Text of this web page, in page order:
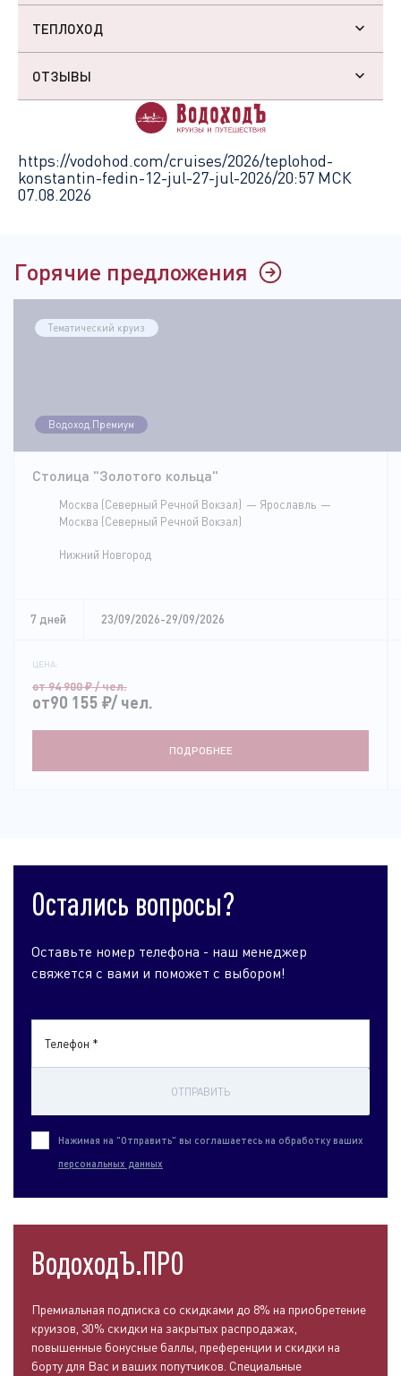
ТЕПЛОХОД
ОТЗЫВЫ
https://vodohod.com/cruises/2026/teplohod-
konstantin-fedin-12-jul-27-jul-2026/20:57 МСК
07.08.2026
Горячие предложения
Тематический круиз
Водоход.Премиум
Столица "Золотого кольца"
Москва (Северный Речной Вокзал)
Ярославль
Москва (Северный Речной Вокзал)
Нижний Новгород
7 дней 23/09/2026-29/09/2026
ЦЕНА:
от 94 900₽/ чел.
от90 155 ₽/ чел.
ПОДРОБНЕЕ
Остались вопросы?
Оставьте номер телефона - наш менеджер
свяжется с вами и поможет с выбором!
Телефон *
ОТПРАВИТЬ
Нажимая на "Отправить" вы соглашаетесь на обработку ваших
персональных данных
ВодоходЪ.ПРО
Премиальная подписка со скидками до 8% на приобретение
круизов, 30% скидки на закрытых распродажах,
повышенные бонусные баллы, преференции и скидки на
борту для Вас и ваших попутчиков. Специальные